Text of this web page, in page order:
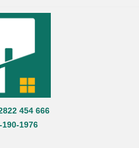
454 666
190-1976